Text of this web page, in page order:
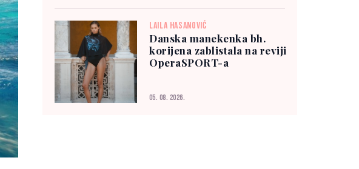
LAILA HASANOVIĆ
Danska manekenka bh.
korijena zablistala na reviji
OperaSPORT-a
05. 08. 2026.